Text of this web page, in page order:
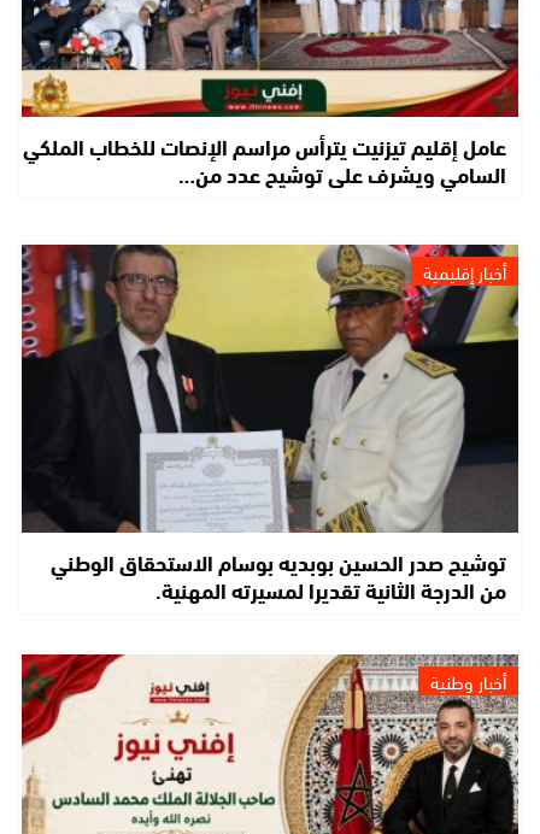
عامل إقليم تيزنيت يترأس مراسم الإنصات للخطاب الملكي
السامي ويشرف على توشيح عدد من…
أخبار إقليمية
توشيح صدر الحسين بوبديه بوسام الاستحقاق الوطني
من الدرجة الثانية تقديرا لمسيرته المهنية.
أخبار وطنية